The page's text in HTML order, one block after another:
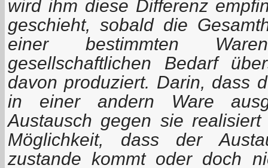
wird ihm diese Differenz
geschieht, sobald die
einer bestimmten
gesellschaftlichen Bedarf
davon produziert. Darin, dass
in einer andern Ware
Austausch gegen sie
Möglichkeit, dass der
zustande kommt oder doch